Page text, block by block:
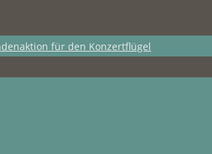
für den Konzertflügel